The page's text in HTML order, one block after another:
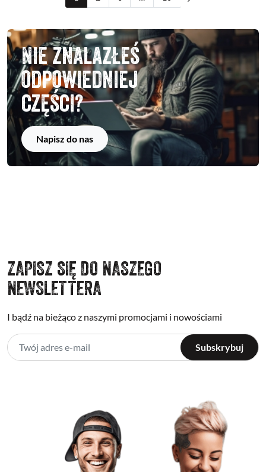
Nie znalazłeś
odpowiedniej
części?
Napisz do nas
ZAPISZ SIĘ DO NASZEGO
NEWSLETTERA
I bądź na bieżąco z naszymi promocjami i nowościami